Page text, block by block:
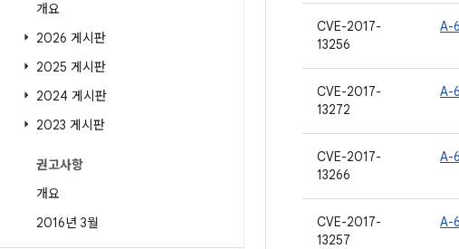
개요
2026 게시판
2025 게시판
2024 게시판
2023 게시판
권고사항
개요
2016년 3월
CVE-2017-
13256
A-
CVE-2017-
13272
A-
CVE-2017-
13266
A-
CVE-2017-
13257
A-